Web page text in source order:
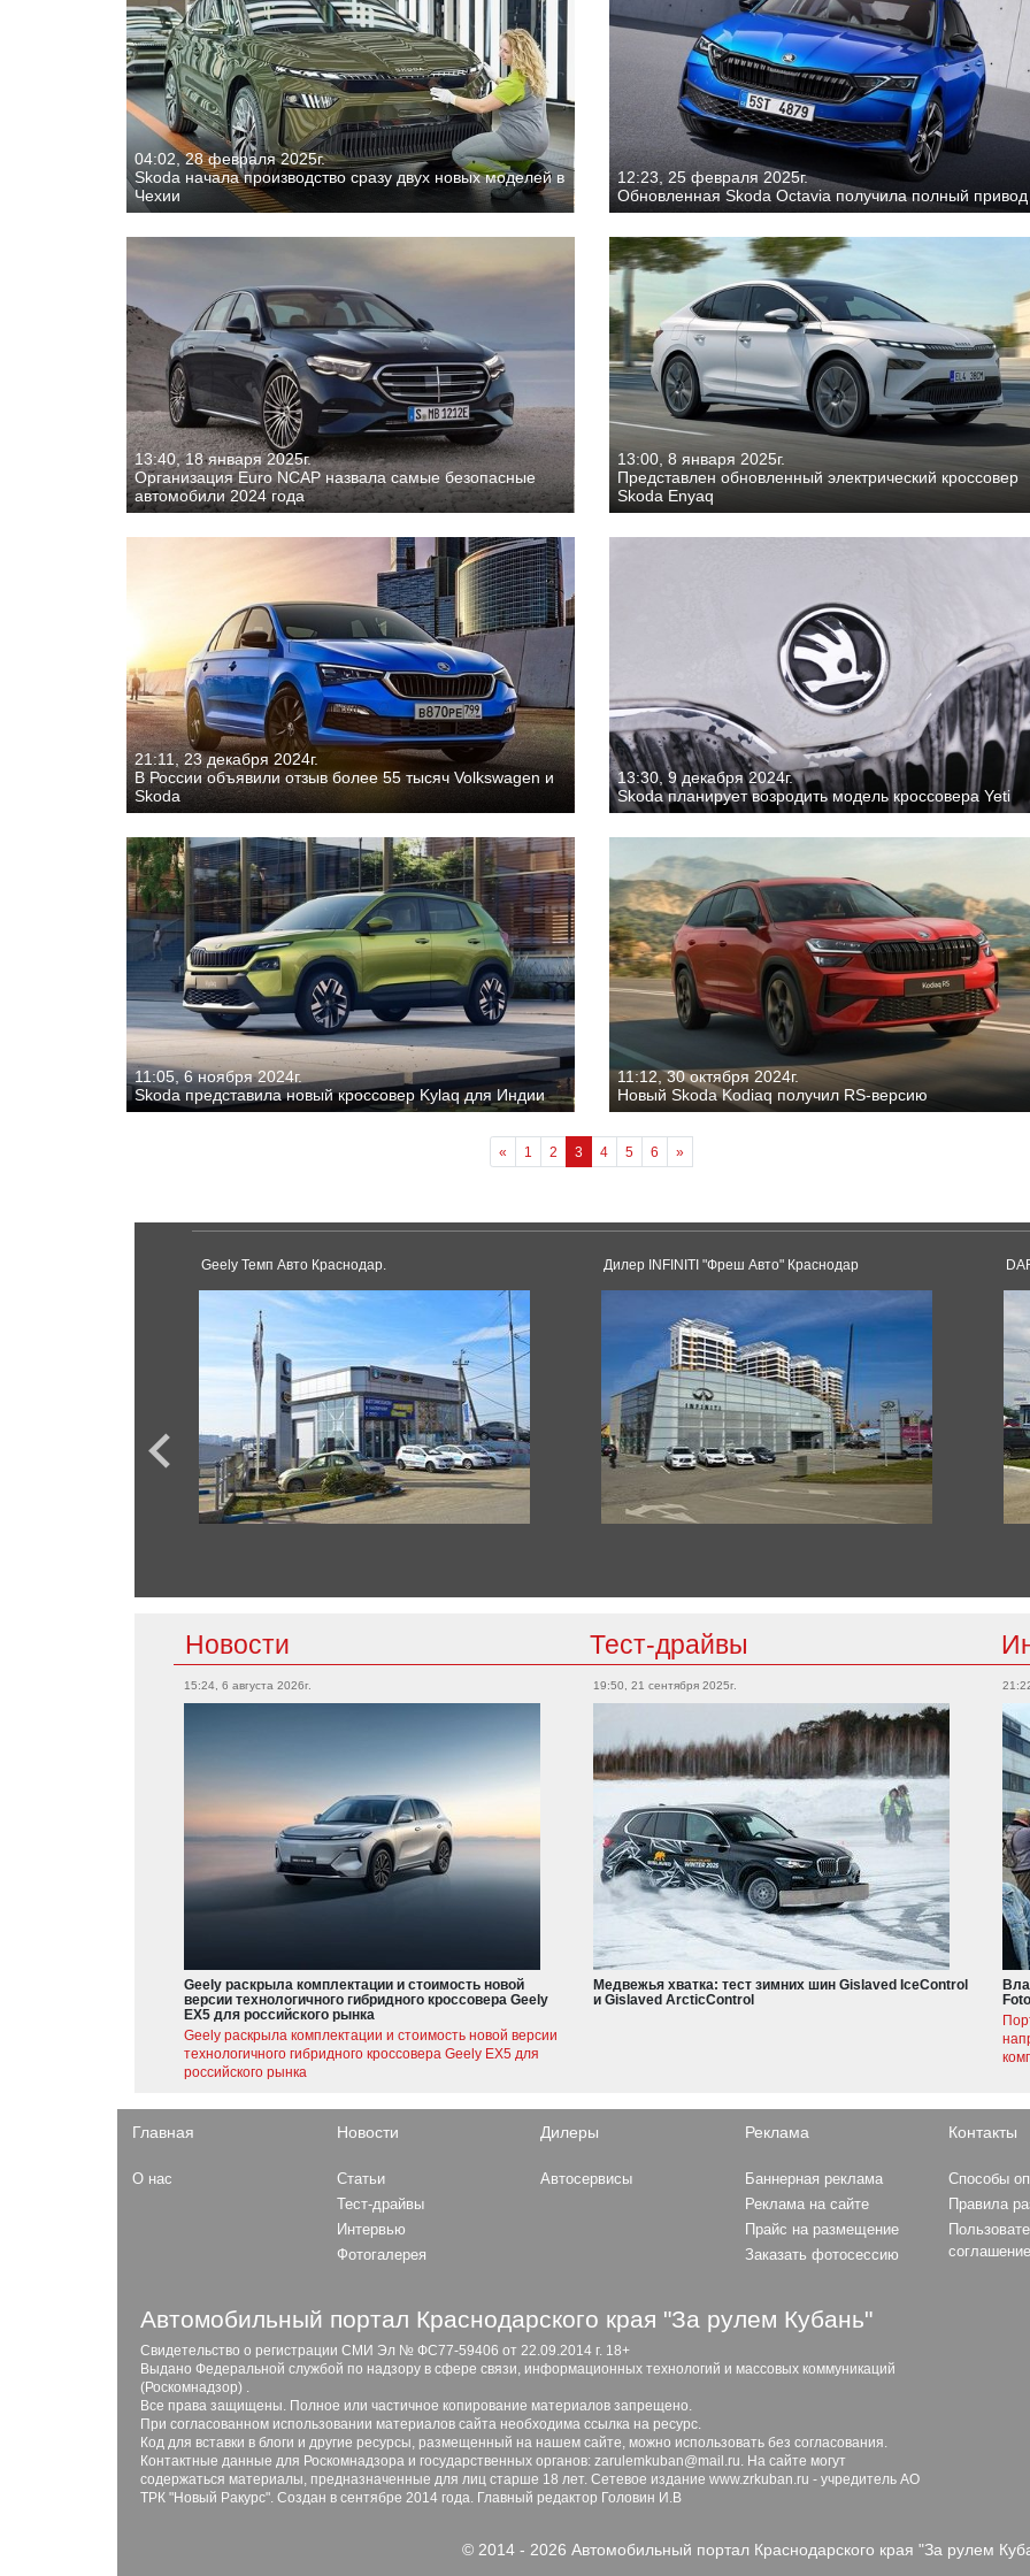
04:02, 28 февраля 2025г.
Skoda начала производство сразу двух новых моделей в
Чехии
12:23, 25 февраля 2025г.
Обновленная Skoda Octavia получила полный привод
13:40, 18 января 2025г.
Организация Euro NCAP назвала самые безопасные
автомобили 2024 года
13:00, 8 января 2025г.
Представлен обновленный электрический кроссовер
Skoda Enyaq
21:11, 23 декабря 2024г.
В России объявили отзыв более 55 тысяч Volkswagen и
Skoda
13:30, 9 декабря 2024г.
Skoda планирует возродить модель кроссовера Yeti
11:05, 6 ноября 2024г.
Skoda представила новый кроссовер Kylaq для Индии
11:12, 30 октября 2024г.
Новый Skoda Kodiaq получил RS-версию
« 1 2 3 4 5 6 »
Geely Темп Авто Краснодар. Дилер INFINITI "Фреш Авто" Краснодар
Новости Тест-драйвы
15:24, 6 августа 2026г.
Geely раскрыла комплектации и стоимость новой
версии технологичного гибридного кроссовера Geely
EX5 для российского рынка
Geely раскрыла комплектации и стоимость новой версии
технологичного гибридного кроссовера Geely EX5 для
российского рынка
19:50, 21 сентября 2025г.
Медвежья хватка: тест зимних шин Gislaved IceControl
и Gislaved ArcticControl
Главная
О нас
Новости
Статьи
Тест-драйвы
Интервью
Фотогалерея
Дилеры
Автосервисы
Реклама
Баннерная реклама
Реклама на сайте
Прайс на размещение
Заказать фотосессию
Контакты
Способы
Правила
соглашение
Автомобильный портал Краснодарского края "За рулем Кубань"
Свидетельство о регистрации СМИ Эл № ФС77-59406 от 22.09.2014 г. 18+
Выдано Федеральной службой по надзору в сфере связи, информационных технологий и массовых коммуникаций
(Роскомнадзор) .
Все права защищены. Полное или частичное копирование материалов запрещено.
При согласованном использовании материалов сайта необходима ссылка на ресурс.
Код для вставки в блоги и другие ресурсы, размещенный на нашем сайте, можно использовать без согласования.
Контактные данные для Роскомнадзора и государственных органов: zarulemkuban@mail.ru. На сайте могут
содержаться материалы, предназначенные для лиц старше 18 лет. Сетевое издание www.zrkuban.ru - учредитель АО
ТРК "Новый Ракурс". Создан в сентябре 2014 года. Главный редактор Головин И.В
© 2014 - 2026 Автомобильный портал Краснодарского края "За рулем